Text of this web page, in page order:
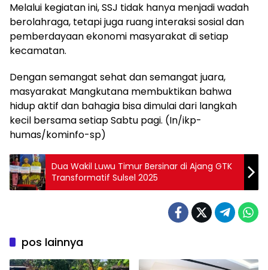
Melalui kegiatan ini, SSJ tidak hanya menjadi wadah
berolahraga, tetapi juga ruang interaksi sosial dan
pemberdayaan ekonomi masyarakat di setiap
kecamatan.
Dengan semangat sehat dan semangat juara,
masyarakat Mangkutana membuktikan bahwa
hidup aktif dan bahagia bisa dimulai dari langkah
kecil bersama setiap Sabtu pagi. (In/ikp-
humas/kominfo-sp)
Dua Wakil Luwu Timur Bersinar di Ajang GTK
Transformatif Sulsel 2025
pos lainnya